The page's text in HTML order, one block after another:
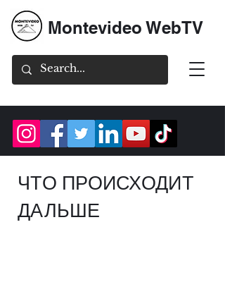
Montevideo WebTV
ЧТО ПРОИСХОДИТ
ДАЛЬШЕ